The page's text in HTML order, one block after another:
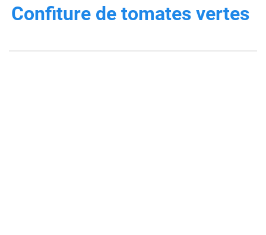
Confiture de tomates vertes